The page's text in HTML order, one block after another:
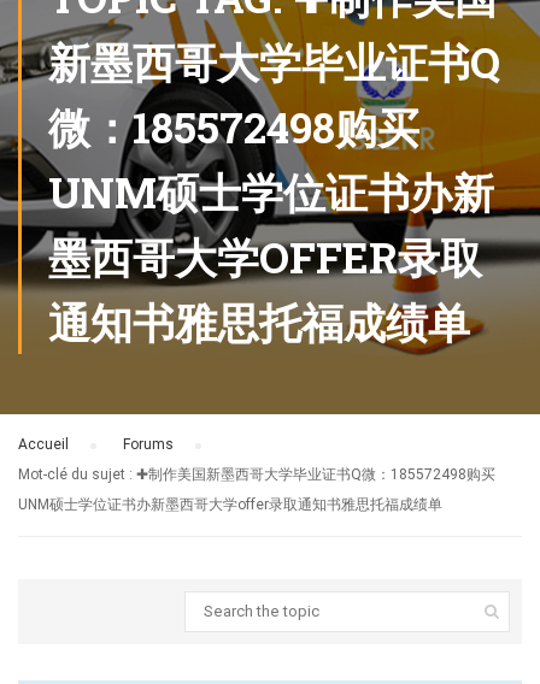
新墨西哥大学毕业证书Q
微：185572498购买
UNM硕士学位证书办新
墨西哥大学OFFER录取
通知书雅思托福成绩单
Accueil Forums
Mot-clé du sujet : ✚制作美国新墨西哥大学毕业证书Q微：185572498购买
UNM硕士学位证书办新墨西哥大学offer录取通知书雅思托福成绩单